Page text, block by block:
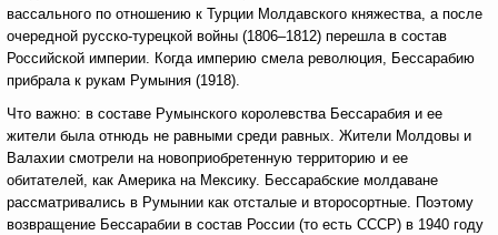
вассального по отношению к Турции Молдавского княжества, а после
очередной русско-турецкой войны (1806–1812) перешла в состав
Российской империи. Когда империю смела революция, Бессарабию
прибрала к рукам Румыния (1918).
Что важно: в составе Румынского королевства Бессарабия и ее
жители была отнюдь не равными среди равных. Жители Молдовы и
Валахии смотрели на новоприобретенную территорию и ее
обитателей, как Америка на Мексику. Бессарабские молдаване
рассматривались в Румынии как отсталые и второсортные. Поэтому
возвращение Бессарабии в состав России (то есть СССР) в 1940 году